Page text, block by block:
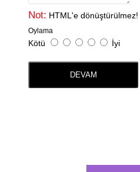
Not: HTML'e dönüştürülmez!
Oylama
Kötü İyi
DEVAM